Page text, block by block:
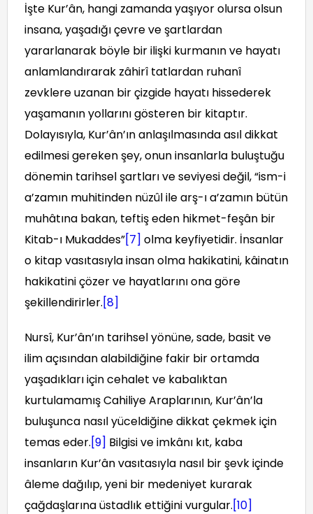
İşte Kur’ân, hangi zamanda yaşıyor olursa olsun
insana, yaşadığı çevre ve şartlardan
yararlanarak böyle bir ilişki kurmanın ve hayatı
anlamlandırarak zâhirî tatlardan ruhanî
zevklere uzanan bir çizgide hayatı hissederek
yaşamanın yollarını gösteren bir kitaptır.
Dolayısıyla, Kur’ân’ın anlaşılmasında asıl dikkat
edilmesi gereken şey, onun insanlarla buluştuğu
dönemin tarihsel şartları ve seviyesi değil, “ism-i
a’zamın muhitinden nüzûl ile arş-ı a’zamın bütün
muhâtına bakan, teftiş eden hikmet-feşân bir
Kitab-ı Mukaddes”[7] olma keyfiyetidir. İnsanlar
o kitap vasıtasıyla insan olma hakikatini, kâinatın
hakikatini çözer ve hayatlarını ona göre
şekillendirirler.[8]
Nursî, Kur’ân’ın tarihsel yönüne, sade, basit ve
ilim açısından alabildiğine fakir bir ortamda
yaşadıkları için cehalet ve kabalıktan
kurtulamamış Cahiliye Araplarının, Kur’ân’la
buluşunca nasıl yüceldiğine dikkat çekmek için
temas eder.[9] Bilgisi ve imkânı kıt, kaba
insanların Kur’ân vasıtasıyla nasıl bir şevk içinde
âleme dağılıp, yeni bir medeniyet kurarak
çağdaşlarına üstadlık ettiğini vurgular.[10]